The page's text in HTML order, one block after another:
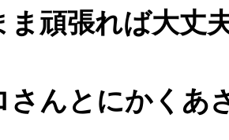
ま頑張れば大丈
さんとにかくあ